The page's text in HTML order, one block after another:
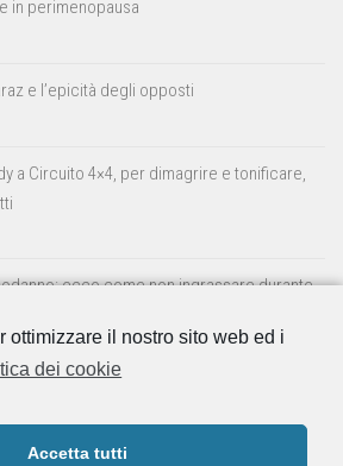
ottimizzare il nostro sito web ed i
dei cookie
Accetta tutti
in perimenopausa
e l’epicità degli opposti
a Circuito 4×4, per dimagrire e tonificare,
ecco come non ingrassare durante